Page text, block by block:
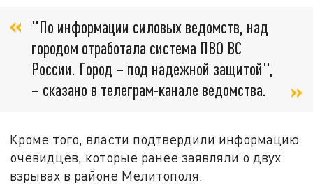
"По информации силовых ведомств, над
городом отработала система ПВО ВС
России. Город – под надежной защитой",
– сказано в телеграм-канале ведомства.
Кроме того, власти подтвердили информацию
очевидцев, которые ранее заявляли о двух
взрывах в районе Мелитополя.